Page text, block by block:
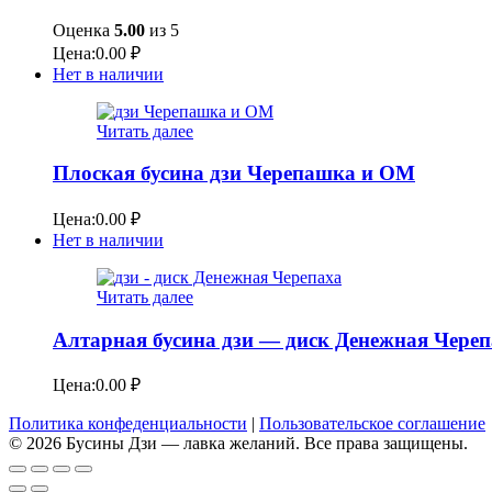
Оценка 5.00 из 5
Цена:0.00 ₽
Нет в наличии
Читать далее
Плоская бусина дзи Черепашка и ОМ
Цена:0.00 ₽
Нет в наличии
Читать далее
Алтарная бусина дзи — диск Денежная
Цена:0.00 ₽
Политика конфеденциальности | Пользовательское соглашение
© 2026 Бусины Дзи — лавка желаний. Все права защищены.